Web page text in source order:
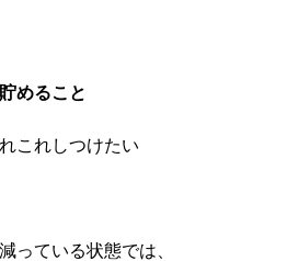
めること
これしつけたい
っている状態では、